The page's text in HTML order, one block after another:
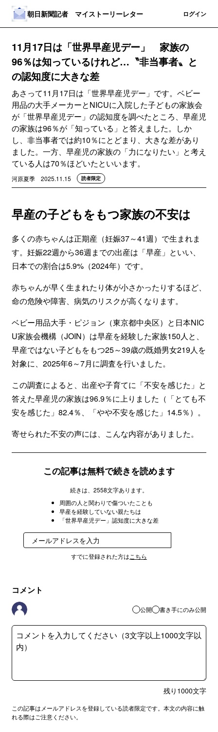
朝日新聞記者 マイストーリーレター ログイン
11月17日は「世界早産児デー」 家族の
96％は知っているけれど…〝非当事者〟と
の認知度に大きな差
あさって11月17日は「世界早産児デー」です。ベビー
用品の大手メーカーとNICUに入院した子どもの家族会
が「世界早産児デー」の認知度を調べたところ、早産児
の家族は96％が「知っている」と答えました。しか
し、非当事者では約10％にとどまり、大きな差があり
ました。一方、早産児の家族の「力になりたい」と考え
ている人は70％ほどいたといいます。
河原夏季 2025.11.15 読者限定
早産の子どもをもつ家族の不安は
多くの赤ちゃんは正期産（妊娠37～41週）で生まれま
す。妊娠22週から36週までの出産は「早産」といい、
日本での割合は5.9%（2024年）です。
赤ちゃんが早く生まれたり体が小さかったりするほど、
命の危険や障害、病気のリスクが高くなります。
ベビー用品大手・ピジョン（東京都中央区）と日本NIC
U家族会機構（JOIN）は早産を経験した家族150人と、
早産ではない子どもをもつ25～39歳の既婚男女219人を
対象に、2025年6～7月に調査を行いました。
この調査によると、出産や子育てに「不安を感じた」と
答えた早産児の家族は96.9％に上りました（「とても不
安を感じた」82.4％、「やや不安を感じた」14.5％）。
寄せられた不安の声には、こんな内容がありました。
この記事は無料で続きを読めます
続きは、2558文字あります。
周囲の人と関わりで傷ついたことも
早産を経験していない親たちは
「世界早産児デー」認知度に大きな差
すでに登録された方は こちら
コメント
公開 書き手にのみ公開
残り 1000文字
この記事はメールアドレスを登録している読者限定です。本文の内容に触
れる際はご注意ください。